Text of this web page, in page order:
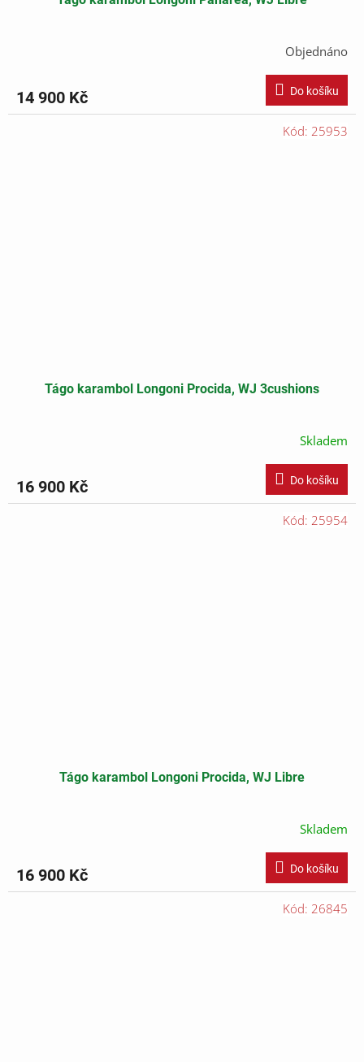
Objednáno
14 900 Kč Do košíku
Tágo karambol Longoni Procida, WJ 3cushions
Skladem
16 900 Kč Do košíku
Kód: 25953
Tágo karambol Longoni Procida, WJ Libre
Skladem
16 900 Kč Do košíku
Kód: 25954
Kód: 26845